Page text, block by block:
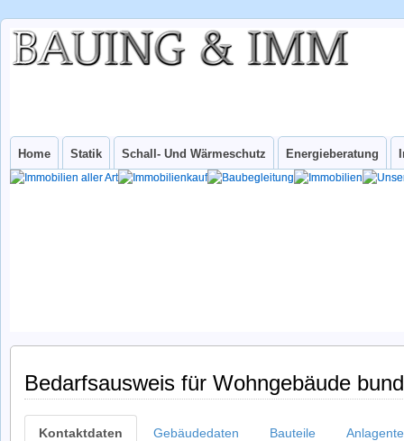
BAUING &
INGenieurbüro
IHR INGENIEURBÜRO FÜR WUPPERTAL UND NRW
Home Statik Schall- Und Wärmeschutz Energieberatung
Bedarfsausweis für Wohngebäude
Kontaktdaten Gebäudedaten Bauteile